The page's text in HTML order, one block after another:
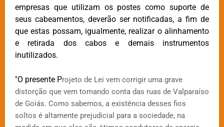
empresas que utilizam os postes como suporte de
seus cabeamentos, deverão ser notificadas, a fim de
que estas possam, igualmente, realizar o alinhamento
e retirada dos cabos e demais instrumentos
inutilizados.
"O presente Projeto de Lei vem corrigir uma grave
distorção que vem tomando conta das ruas de Valparaíso
de Goiás. Como sabemos, a existência desses fios
soltos é altamente prejudicial para a sociedade, na